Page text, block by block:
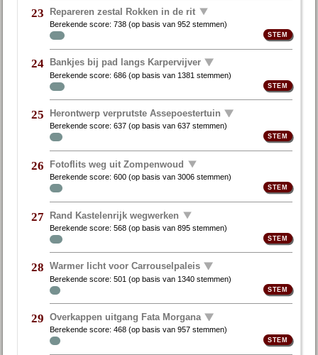
23 Repareren zestal Rokken in de rit
Berekende score:738 (op basis van952 stemmen)
24 Bankjes bij pad langs Karpervijver
Berekende score:686 (op basis van 1381 stemmen)
25 Herontwerp verprutste Assepoestertuin
Berekende score:637 (op basis van637 stemmen)
26 Fotoflits weg uit Zompenwoud
Berekende score:600 (op basis van3006 stemmen)
27 Rand Kastelenrijk wegwerken
Berekende score:568 (op basis van895 stemmen)
28 Warmer licht voor Carrouselpaleis
Berekende score:501 (op basis van 1340 stemmen)
29 Overkappen uitgang Fata Morgana
Berekende score:468 (op basis van957 stemmen)